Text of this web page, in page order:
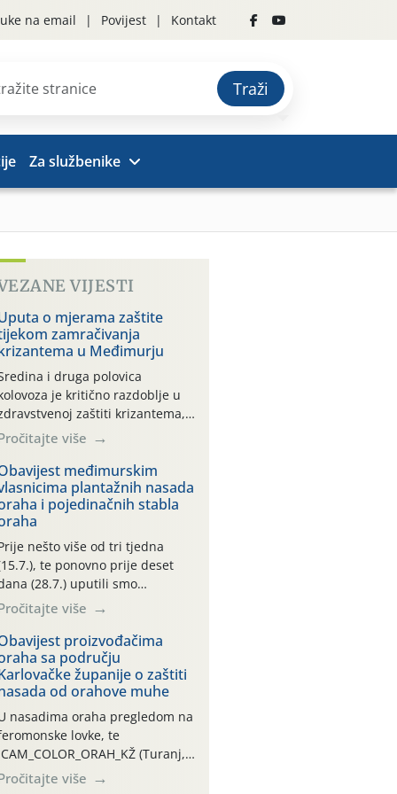
na email Povijest Kontakt
Traži
Za službenike
VIJESTI
o mjerama zaštite
zamračivanja
u Međimurju
i druga polovica
je kritično razdoblje u
zaštiti krizantema,
prije zamračivanja u proteklom
smo mjesecu tri puta upućivali
o preventivnim
zaštite krizantema od
uzročnika bolesti,
i fito-fagnih grinja (23.7.,
06.7.)! Na početku ovog
je zabilježeno je
i ekstremno vruće
razdoblje, uz
temperature […]
više
međimurskim
plantažnih nasada
i pojedinačnih stabla
nešto više od tri tjedna
te ponovno prije deset
(28.7.) uputili smo
vlasnicima plantažnih
nasada oraha i pojedinačnih
o početku leta i
potrebi usmjerenog
orahove muhe
completa)! Već
dana traje drugi
“toplinski udar”, koji
naročito izražen zadnja šest
(31.7.-05.8.), jer najviše
zraka svakodnevno
više
proizvođačima
sa području
županije o zaštiti
od orahove muhe
nasadima oraha pregledom na
lovke, te
CAM_COLOR_ORAH_KŽ (Turanj,
zabilježena je mala
više